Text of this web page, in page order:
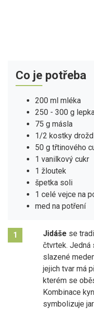
Co je potřeba
200 ml mléka
250 - 300 g
75 g másla
1/2 kostky
50 g třtinového
1 vanilkový cukr
1 žloutek
špetka soli
1 celé vejce na
med na potření
1 Jidáše se
čtvrtek. Jedná
slazené
jejich tvar má
kterém se
Kombinace
symbolizuje